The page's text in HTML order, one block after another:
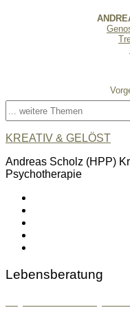
Suchen
KREATIV & GELÖST
Andreas Scholz (HPP)
Psychotherapie
Lebensberatung